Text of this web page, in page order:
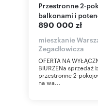
Przestronne 2-pokojowe mieszkanie z
balkonami i
890 000 zł
mieszkanie
Zegadłowicza
OFERTA NA
BIURZENa sprzedaż
przestronne 2-
na wa...